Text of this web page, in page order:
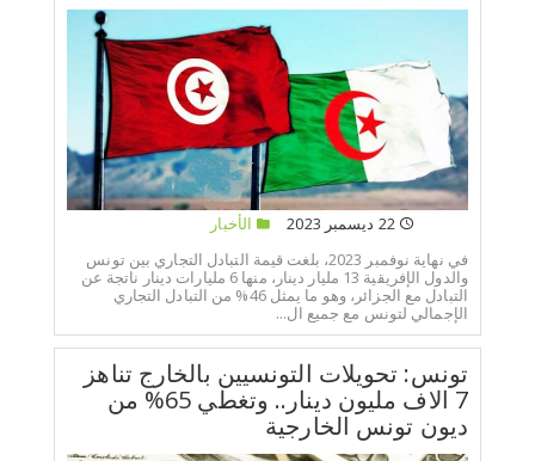
الأخبار
في نهاية نوفمبر 2023، بلغت قيمة التبادل التجاري بين تونس
والدول الإفريقية 13 مليار دينار، منها 6 مليارات دينار ناتجة عن
التبادل مع الجزائر، وهو ما يمثل 46% من التبادل التجاري
الإجمالي لتونس مع جميع ال...
تونس: تحويلات التونسيين بالخارج تناهز
7 الاف مليون دينار.. وتغطي 65% من
ديون تونس الخارجية